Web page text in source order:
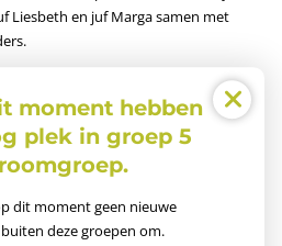
moment hebben
plek in groep 5
dit moment geen nieuwe
deze groepen om.
Liesbeth en juf Margasamen met